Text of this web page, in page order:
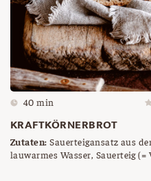
40 min
KRAFTKÖRNERBROT
Zutaten: Sauerteigansatz aus
lauwarmes Wasser, Sauerteig